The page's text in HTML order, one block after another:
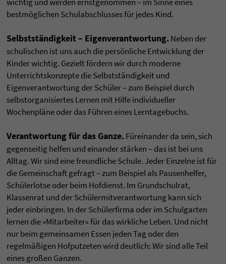
bestmöglichen Schulabschlusses für jedes Kind.
Selbstständigkeit – Eigenverantwortung.Neben der
schulischen ist uns auch die persönliche Entwicklung der
Kinder wichtig. Gezielt fördern wir durch moderne
Unterrichtskonzepte die Selbstständigkeit und
Eigenverantwortung der Schüler – zum Beispiel durch
selbstorganisiertes Lernen mit Hilfe individueller
Wochenpläne oder das Führen eines Lerntagebuchs.
Verantwortung für das Ganze.Füreinander da sein, sich
gegenseitig helfen und einander stärken – das ist bei uns
Alltag. Wir sind eine freundliche Schule. Jeder Einzelne ist für
die Gemeinschaft gefragt – zum Beispiel als Pausenhelfer,
Schülerlotse oder beim Hofdienst. Im Grundschulrat,
Klassenrat und der Schülermitverantwortung kann sich
jeder einbringen. In der Schülerfirma oder im Schulgarten
lernen die »Mitarbeiter« für das wirkliche Leben. Und nicht
nur beim gemeinsamen Essen jeden Tag oder den
regelmäßigen Hofputzeten wird deutlich: Wir sind alle Teil
eines großen Ganzen.